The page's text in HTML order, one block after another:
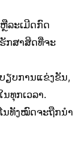
ລະເມີດກົດ
ກສາສິດທີ່ຈະ
ຽບການແຂ່ງຂັນ,
ທຸກເວລາ.
ນທັງໝົດຈະຖືກນຳ